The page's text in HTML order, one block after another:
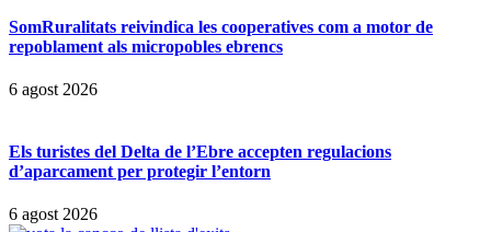
SomRuralitats reivindica les cooperatives com a motor de
repoblament als micropobles ebrencs
6 agost 2026
Els turistes del Delta de l’Ebre accepten regulacions
d’aparcament per protegir l’entorn
6 agost 2026